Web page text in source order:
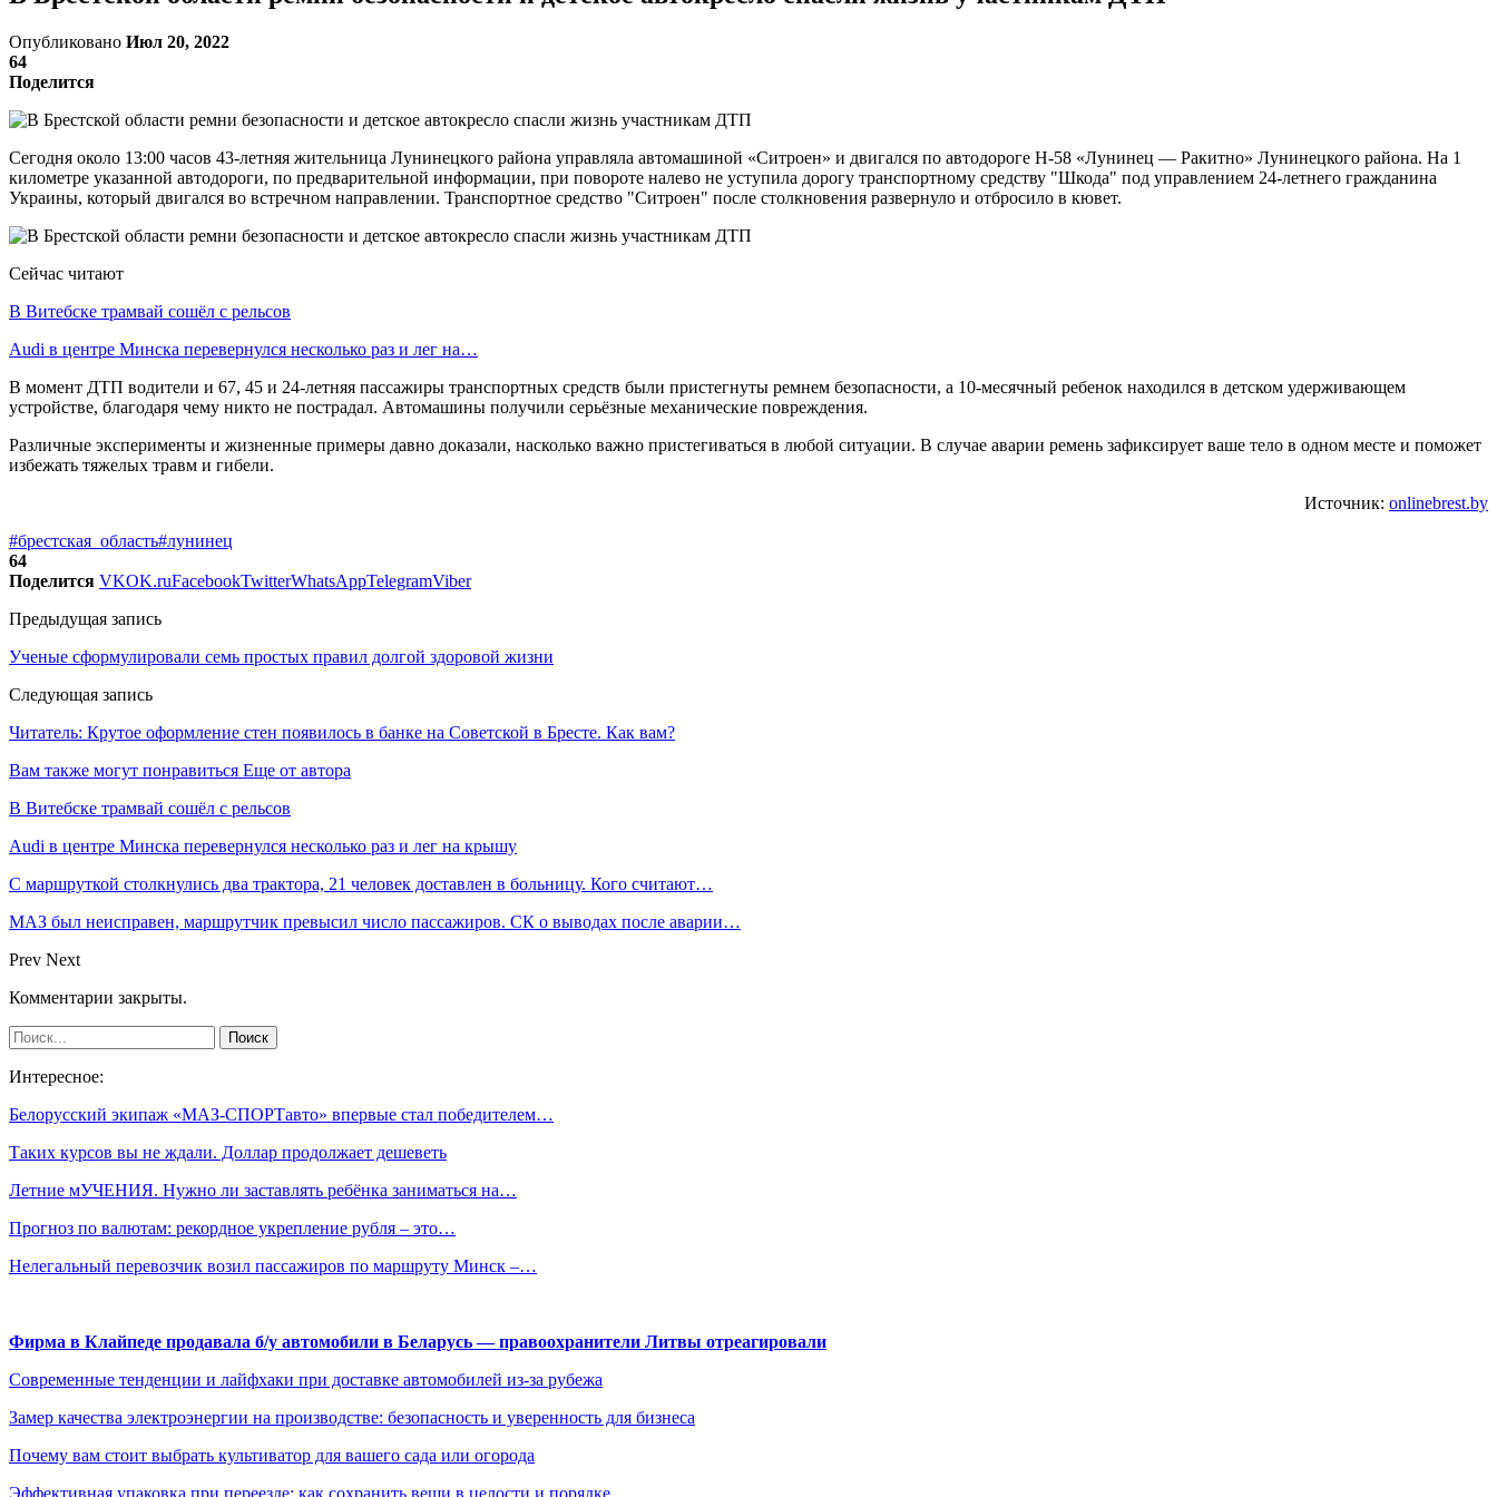
Опубликовано Июл 20, 2022
64
Поделится
Сегодня около 13:00 часов 43-летняя жительница Лунинецкого района управляла автомашиной «Ситроен» и двигался по автодороге Н-58 «Лунинец — Ракитно» Лунинецкого района. На 1
километре указанной автодороги, по предварительной информации, при повороте налево не уступила дорогу транспортному средству "Шкода" под управлением 24-летнего гражданина
Украины, который двигался во встречном направлении. Транспортное средство "Ситроен" после столкновения развернуло и отбросило в кювет.
Сейчас читают
В Витебске трамвай сошёл с рельсов
Audi в центре Минска перевернулся несколько раз и лег на…
В момент ДТП водители и 67, 45 и 24-летняя пассажиры транспортных средств были пристегнуты ремнем безопасности, а 10-месячный ребенок находился в детском удерживающем
устройстве, благодаря чему никто не пострадал. Автомашины получили серьёзные механические повреждения.
Различные эксперименты и жизненные примеры давно доказали, насколько важно пристегиваться в любой ситуации. В случае аварии ремень зафиксирует ваше тело в одном месте и поможет
избежать тяжелых травм и гибели.
Источник: onlinebrest.by
#брестская_область#лунинец
64
Поделится VKOK.ruFacebookTwitterWhatsAppTelegramViber
Предыдущая запись
Ученые сформулировали семь простых правил долгой здоровой жизни
Следующая запись
Читатель: Крутое оформление стен появилось в банке на Советской в Бресте. Как вам?
Вам также могут понравиться Еще от автора
В Витебске трамвай сошёл с рельсов
Audi в центре Минска перевернулся несколько раз и лег на крышу
С маршруткой столкнулись два трактора, 21 человек доставлен в больницу. Кого считают…
МАЗ был неисправен, маршрутчик превысил число пассажиров. СК о выводах после аварии…
Prev Next
Комментарии закрыты.
Интересное:
Белорусский экипаж «МАЗ-СПОРТавто» впервые стал победителем…
Таких курсов вы не ждали. Доллар продолжает дешеветь
Летние мУЧЕНИЯ. Нужно ли заставлять ребёнка заниматься на…
Прогноз по валютам: рекордное укрепление рубля – это…
Нелегальный перевозчик возил пассажиров по маршруту Минск –…
Фирма в Клайпеде продавала б/у автомобили в Беларусь — правоохранители Литвы отреагировали
Современные тенденции и лайфхаки при доставке автомобилей из-за рубежа
Замер качества электроэнергии на производстве: безопасность и уверенность для бизнеса
Почему вам стоит выбрать культиватор для вашего сада или огорода
Эффективная упаковка при переезде: как сохранить вещи в целости и порядке